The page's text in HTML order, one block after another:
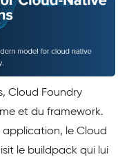
Cloud Foundry
et du framework.
le Cloud
le buildpack qui lui